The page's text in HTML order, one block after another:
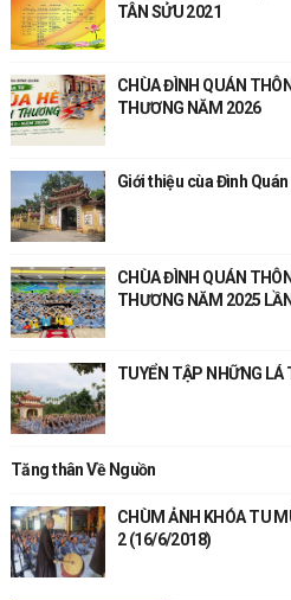
TÂN SỬU 2021
CHÙA ĐÌNH QUÁN
THƯƠNG NĂM 2026
Giới thiệu cùa Đình Quán
CHÙA ĐÌNH QUÁN
THƯƠNG NĂM 2025
TUYỂN TẬP NHỮNG LÁ
Tăng thân Về Nguồn
CHÙM ẢNH KHÓA TU
2 (16/6/2018)